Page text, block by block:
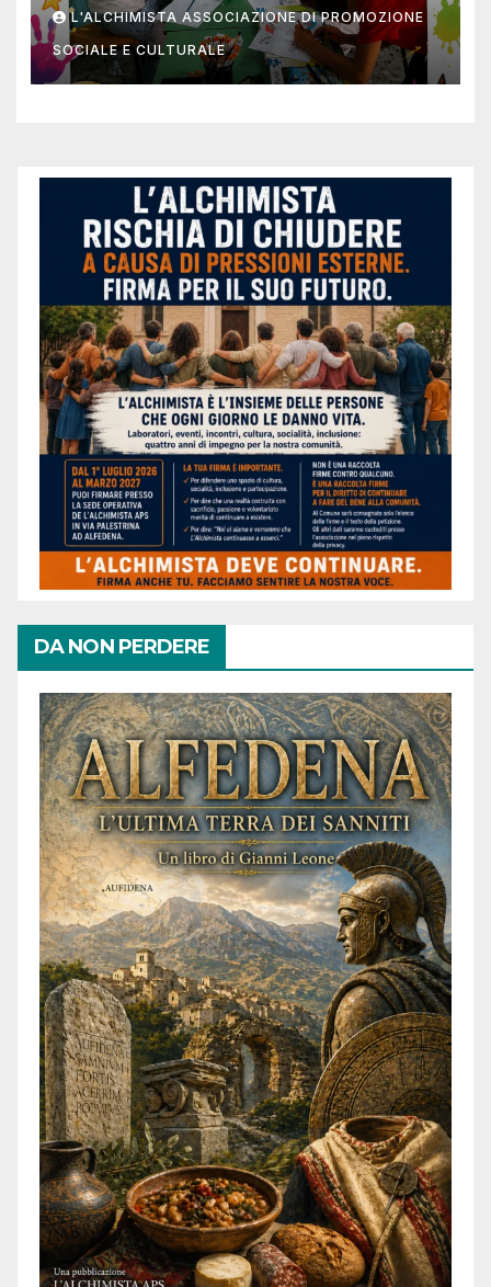
L'ALCHIMISTA ASSOCIAZIONE DI PROMOZIONE
SOCIALE E CULTURALE
DA NON PERDERE